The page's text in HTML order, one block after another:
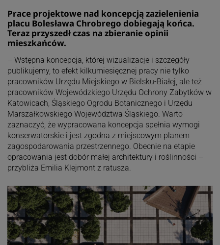
Prace projektowe nad koncepcją zazielenienia
placu Bolesława Chrobrego dobiegają końca.
Teraz przyszedł czas na zbieranie opinii
mieszkańców.
– Wstępna koncepcja, której wizualizacje i szczegóły
publikujemy, to efekt kilkumiesięcznej pracy nie tylko
pracowników Urzędu Miejskiego w Bielsku-Białej, ale też
pracowników Wojewódzkiego Urzędu Ochrony Zabytków w
Katowicach, Śląskiego Ogrodu Botanicznego i Urzędu
Marszałkowskiego Województwa Śląskiego. Warto
zaznaczyć, że wypracowana koncepcja spełnia wymogi
konserwatorskie i jest zgodna z miejscowym planem
zagospodarowania przestrzennego. Obecnie na etapie
opracowania jest dobór małej architektury i roślinności –
przybliża Emilia Klejmont z ratusza.